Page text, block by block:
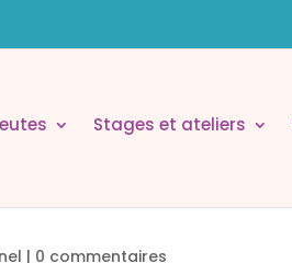
Stages et ateliers
| 0 commentaires